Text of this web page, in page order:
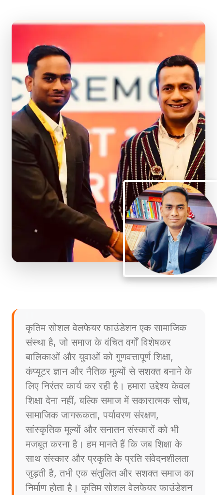
कृतिम सोशल वेलफेयर फाउंडेशन एक सामाजिक
संस्था है, जो समाज के वंचित वर्गों विशेषकर
बालिकाओं और युवाओं को गुणवत्तापूर्ण शिक्षा,
कंप्यूटर ज्ञान और नैतिक मूल्यों से सशक्त बनाने के
लिए निरंतर कार्य कर रही है। हमारा उद्देश्य केवल
शिक्षा देना नहीं, बल्कि समाज में सकारात्मक सोच,
सामाजिक जागरूकता, पर्यावरण संरक्षण,
सांस्कृतिक मूल्यों और सनातन संस्कारों को भी
मजबूत करना है। हम मानते हैं कि जब शिक्षा के
साथ संस्कार और प्रकृति के प्रति संवेदनशीलता
जुड़ती है, तभी एक संतुलित और सशक्त समाज का
निर्माण होता है। कृतिम सोशल वेलफेयर फाउंडेशन